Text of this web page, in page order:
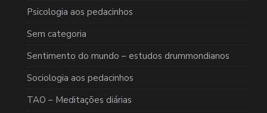
Psicologia aos pedacinhos
Sem categoria
Sentimento do mundo – estudos drummondianos
Sociologia aos pedacinhos
TAO – Meditações diárias